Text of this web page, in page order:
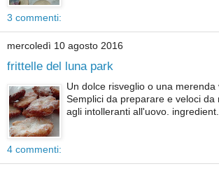
3 commenti:
mercoledì 10 agosto 2016
frittelle del luna park
Un dolce risveglio o una merenda
Semplici da preparare e veloci da
agli intolleranti all'uovo. ingredient...
4 commenti: